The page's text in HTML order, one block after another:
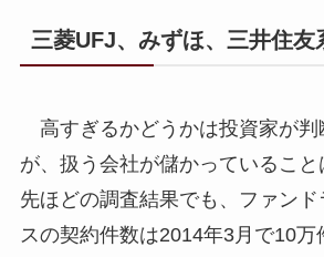
三菱UFJ、みずほ、三井住友
高すぎるかどうかは投資家が判
が、扱う会社が儲かっていること
先ほどの調査結果でも、ファン
スの契約件数は2014年3月で10